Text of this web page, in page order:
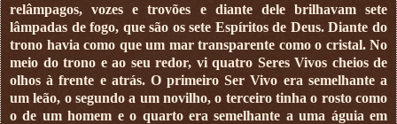
relâmpagos, vozes e trovões e diante dele brilhavam sete
lâmpadas de fogo, que são os sete Espíritos de Deus. Diante do
trono havia como que um mar transparente como o cristal. No
meio do trono e ao seu redor, vi quatro Seres Vivos cheios de
olhos à frente e atrás. O primeiro Ser Vivo era semelhante a
um leão, o segundo a um novilho, o terceiro tinha o rosto como
o de um homem e o quarto era semelhante a uma águia em